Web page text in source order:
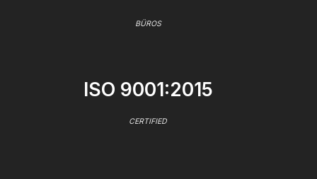
BÜROS
ISO 9001:2015
CERTIFIED